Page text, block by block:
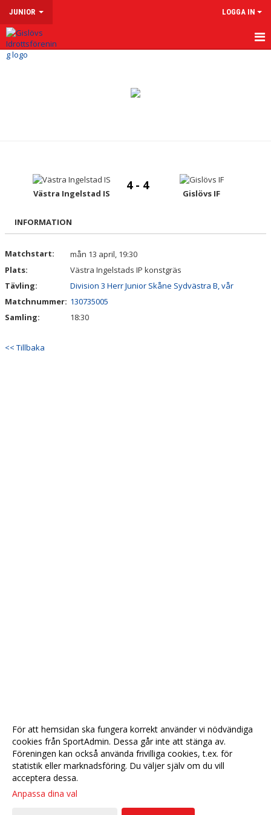
JUNIOR LOGGA IN
HEM
BILDGALLERI
DOKUMENT
Västra Ingelstad IS
4 - 4
Gislövs IF
INFORMATION
Matchstart:
mån 13 april, 19:30
Plats:
Västra Ingelstads IP konstgräs
Tävling:
Division 3 Herr Junior Skåne Sydvästra B, vår
Matchnummer: 130735005
Samling:
18:30
<< Tillbaka
För att hemsidan ska fungera korrekt använder vi nödvändiga
cookies från SportAdmin. Dessa går inte att stänga av.
Föreningen kan också använda frivilliga cookies, t.ex. för
statistik eller marknadsföring. Du väljer själv om du vill
acceptera dessa.
Anpassa dina val